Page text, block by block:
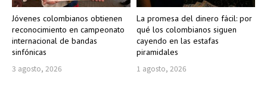
Jóvenes colombianos obtienen
reconocimiento en campeonato
internacional de bandas
sinfónicas
3 agosto, 2026
La promesa del dinero fácil: por
qué los colombianos siguen
cayendo en las estafas
piramidales
1 agosto, 2026